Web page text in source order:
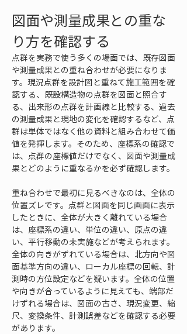
図面や測量成果との重な
り方を確認する
点群を実務で使う多くの場面では、既存図面
や測量成果との重ね合わせが必要になりま
す。現況点群を設計図と重ねて施工範囲を確
認する、既設構造物の点群を図面と照合す
る、出来形の点群を計画線と比較する、過去
の測量成果と現地の変化を確認するなど、点
群は単体ではなく他の資料と組み合わせて価
値を発揮します。そのため、座標系の確認で
は、点群の座標値だけでなく、図面や測量成
果とどのように重なるかを必ず確認します。
重ね合わせで最初に見るべきなのは、全体の
位置ズレです。点群と図面を同じ画面に表示
したときに、全体が大きく離れている場合
は、座標系の違い、単位の違い、原点の違
い、平行移動の未実施などが考えられます。
全体の向きがずれている場合は、北方向や図
面基準方向の違い、ローカル座標の回転、計
測時の方位設定などを疑います。全体の位置
や向きが合っているように見えても、端部だ
けずれる場合は、図面の古さ、現況変更、縮
尺、変換条件、計測誤差などを確認する必要
があります。